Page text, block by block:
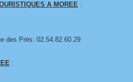
A MOREE :
des Prés: 02.54.82.60.29
: